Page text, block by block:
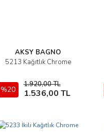
AKSY BAGNO
5213 Kağıtlık Chrome
%20
1.920,00 TL
1.536,00 TL
İncele
Sepete Ekle